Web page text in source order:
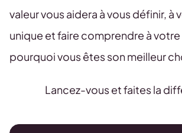
valeur vous aidera à vous définir, à
unique et faire comprendre à
pourquoi vous êtes son meilleur
Lancez-vous et faites la